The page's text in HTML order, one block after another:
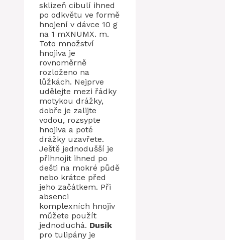
sklizeň cibulí ihned
po odkvětu ve formě
hnojení v dávce 10 g
na 1 mXNUMX. m.
Toto množství
hnojiva je
rovnoměrně
rozloženo na
lůžkách. Nejprve
udělejte mezi řádky
motykou drážky,
dobře je zalijte
vodou, rozsypte
hnojiva a poté
drážky uzavřete.
Ještě jednodušší je
přihnojit ihned po
dešti na mokré půdě
nebo krátce před
jeho začátkem. Při
absenci
komplexních hnojiv
můžete použít
jednoduchá. Dusík
pro tulipány je